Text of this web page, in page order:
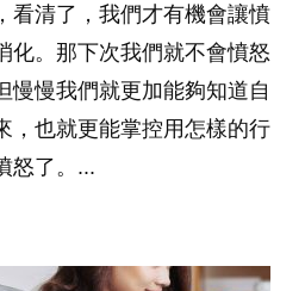
看清了，我們才有機會讓憤
化。那下次我們就不會憤怒
慢慢我們就更加能夠知道自
，也就更能掌控用怎樣的行
怒了。...